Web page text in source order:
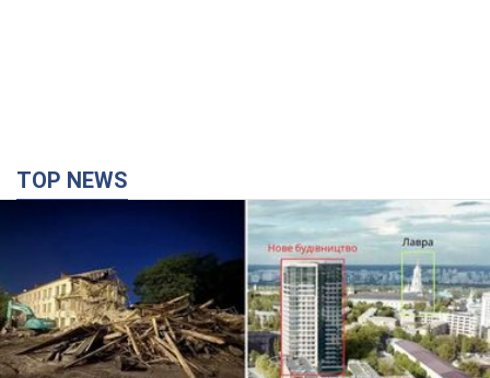
Києво-Печерську лавру закриють 80-метровим
"монстром"? Чому влада Києва відмовилась
зупиняти будівництво хмарочоса
"московського вірянина"
Яка реакція Кличка на петицію щодо скасування будівництва
3 часа назад 32,8 т.
Армія РФ запустила по Одесі 11 ракет різного